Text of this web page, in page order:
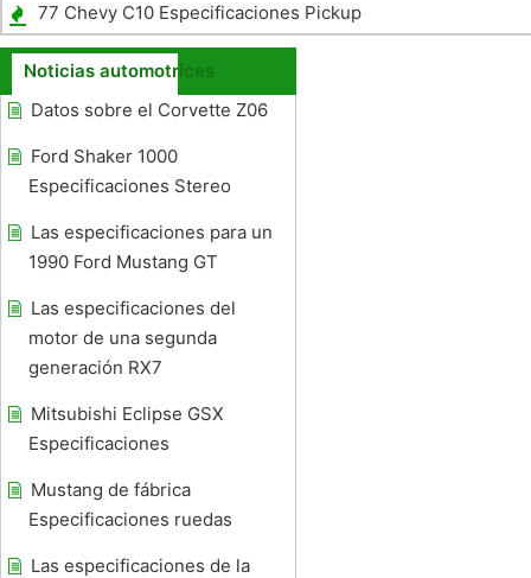
Catalina 36
77 Chevy C10 Especificaciones Pickup
Noticias automotrices
Datos sobre el Corvette Z06
Ford Shaker 1000
Especificaciones Stereo
Las especificaciones para un
1990 Ford Mustang GT
Las especificaciones del
motor de una segunda
generación RX7
Mitsubishi Eclipse GSX
Especificaciones
Mustang de fábrica
Especificaciones ruedas
Las especificaciones de la